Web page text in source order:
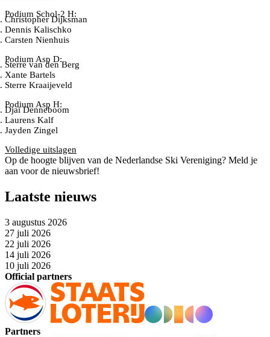
Podium Schol-2 H:
Christopher Dijksman
Dennis Kalischko
Carsten Nienhuis
Podium Asp D:
Sterre van den Berg
Xante Bartels
Sterre Kraaijeveld
Podium Asp H:
Djai Denneboom
Laurens Kalf
Jayden Zingel
Volledige uitslagen
Op de hoogte blijven van de Nederlandse Ski Vereniging? Meld je
aan voor de nieuwsbrief!
Laatste nieuws
3 augustus 2026
27 juli 2026
22 juli 2026
14 juli 2026
10 juli 2026
Official partners
Partners